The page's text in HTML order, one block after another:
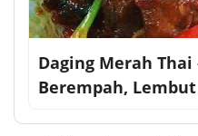
Daging Merah Thai
Berempah,